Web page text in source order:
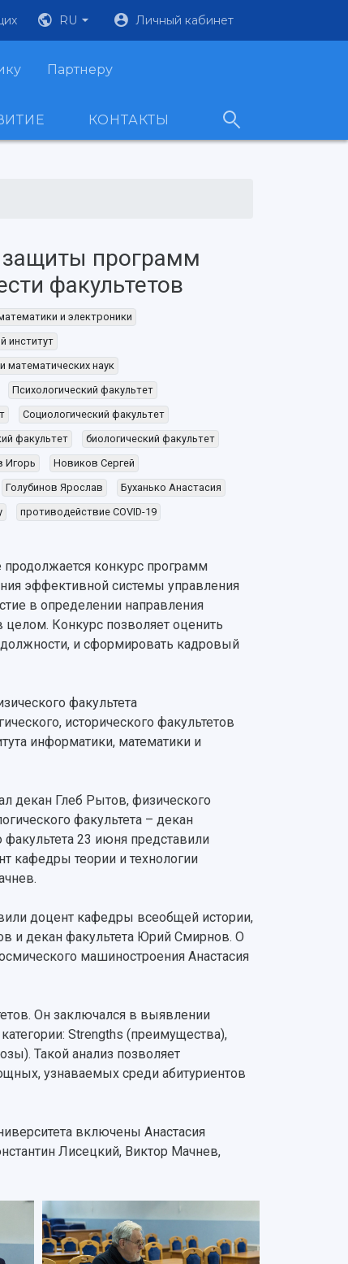
RU Личный кабинет
Партнеру
КОНТАКТЫ
защиты программ
факультетов
и электроники
институт
математических наук
Психологический факультет
Социологический факультет
факультет
биологический факультет
Игорь
Новиков Сергей
Голубинов Ярослав
Буханько Анастасия
противодействие COVID-19
конкурс программ
эффективной системы управления
в определении направления
целом. Конкурс позволяет оценить
и сформировать кадровый
факультета
исторического факультетов
информатики, математики и
декан Глеб Рытов, физического
факультета – декан
23 июня представили
кафедры теории и технологии
доцент кафедры всеобщей истории,
и декан факультета Юрий Смирнов. О
машиностроения Анастасия
Он заключался в выявлении
Strengths (преимущества),
Такой анализ позволяет
узнаваемых среди абитуриентов
включены Анастасия
Лисецкий, Виктор Мачнев,